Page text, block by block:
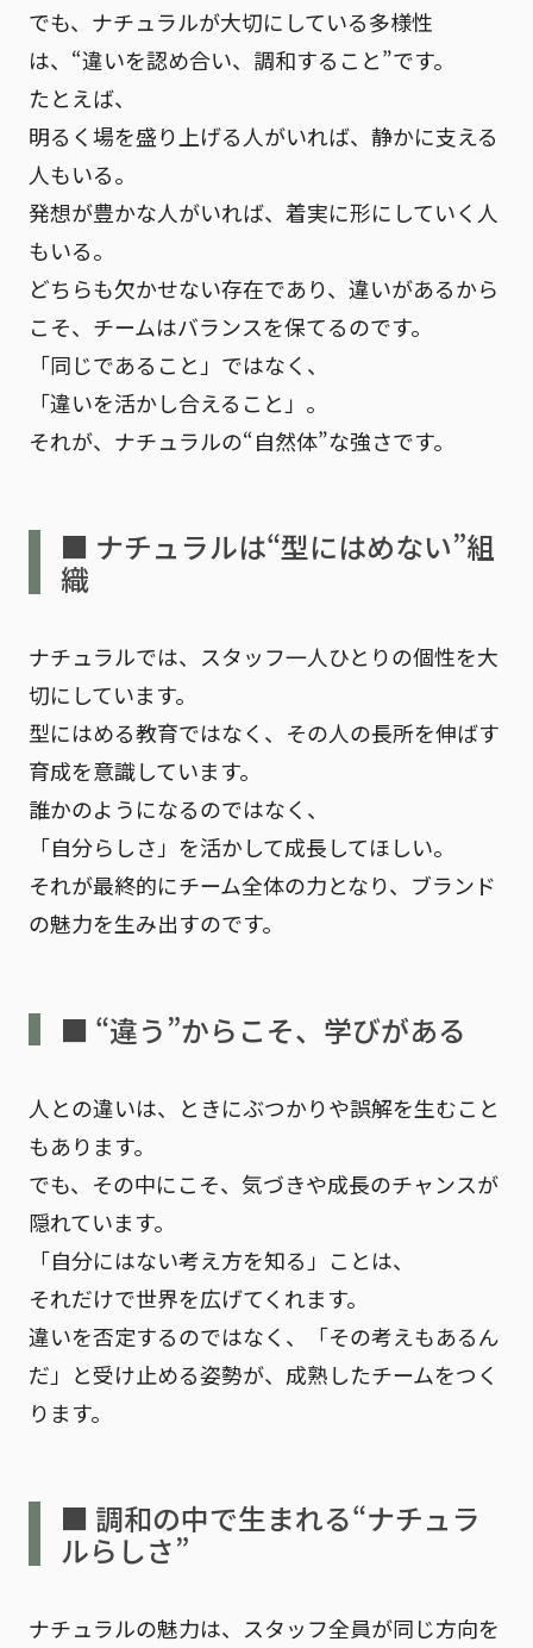
でも、ナチュラルが大切にしている多様性
は、 “違いを認め合い、調和すること”です。
たとえば、
明るく場を盛り上げる人がいれば、静かに支える
人もいる。
発想が豊かな人がいれば、着実に形にしていく人
もいる。
どちらも欠かせない存在であり、違いがあるから
こそ、チームはバランスを保てるのです。
「同じであること」ではなく、
「違いを活かし合えること」。
それが、ナチュラルの“自然体”な強さです。
■ ナチュラルは“型にはめない”組
織
ナチュラルでは、スタッフ一人ひとりの個性を大
切にしています。
型にはめる教育ではなく、 その人の長所を伸ばす
育成を意識しています。
誰かのようになるのではなく、
「自分らしさ」を活かして成長してほしい。
それが最終的にチーム全体の力となり、ブランド
の魅力を生み出すのです。
■ “違う”からこそ、学びがある
人との違いは、ときにぶつかりや誤解を生むこと
もあります。
でも、その中にこそ、気づきや成長のチャンスが
隠れています。
「自分にはない考え方を知る」ことは、
それだけで世界を広げてくれます。
違いを否定するのではなく、
「その考えもあるん
だ」と受け止める姿勢が、成熟したチームをつく
ります。
■ 調和の中で生まれる“ナチュラ
ルらしさ”
ナチュラルの魅力は、スタッフ全員が同じ方向を